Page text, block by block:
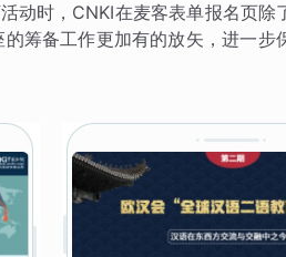
动时，CNKI在麦客表单报名页
筹备工作更加有的放矢，进一步